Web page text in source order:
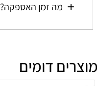
מה זמן האספקה?
מוצרים דומים